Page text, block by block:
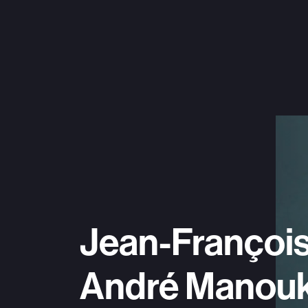
Jean-
André